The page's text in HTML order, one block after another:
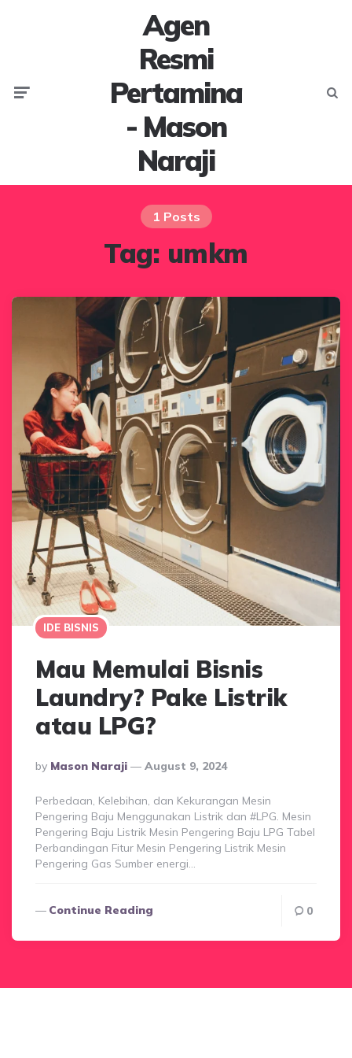
Agen
Resmi
Pertamina
- Mason
Naraji
1 Posts
Tag: umkm
IDE BISNIS
Mau Memulai Bisnis
Laundry? Pake Listrik
atau LPG?
Posted
By
By Mason Naraji August 9, 2024
Perbedaan, Kelebihan, dan Kekurangan Mesin
Pengering Baju Menggunakan Listrik dan #LPG. Mesin
Pengering Baju Listrik Mesin Pengering Baju LPG Tabel
Perbandingan Fitur Mesin Pengering Listrik Mesin
Pengering Gas Sumber energi…
Continue Reading 0